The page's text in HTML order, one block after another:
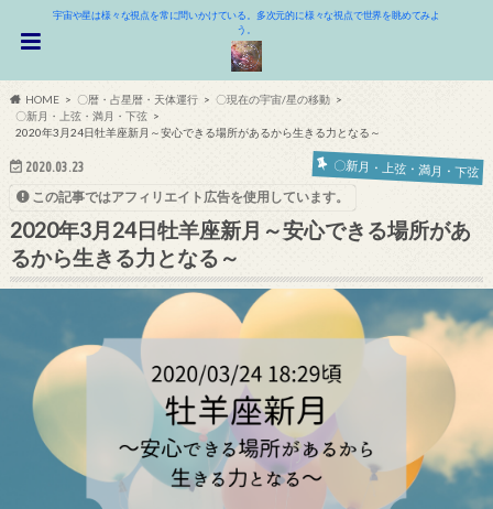
宇宙や星は様々な視点を常に問いかけている。多次元的に様々な視点で世界を眺めてみよ
う。
HOME 〇暦・占星暦・天体運行
〇現在の宇宙/星の移動
〇新月・上弦・満月・下弦
2020年3月24日牡羊座新月～安心できる場所があるから生きる力となる～
2020.03.23 〇新月・上弦・満月・下弦
この記事ではアフィリエイト広告を使用しています。
2020年3月24日牡羊座新月～安心できる場所があ
るから生きる力となる～